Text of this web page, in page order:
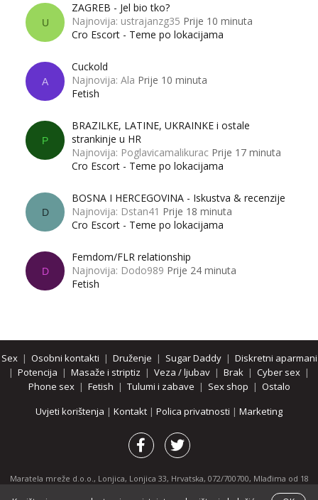
U
ZAGREB - Jel bio tko?
Najnovija: ustrajanzg35 Prije 10 minuta
Cro Escort - Teme po lokacijama
A
Cuckold
Najnovija: Ala Prije 10 minuta
Fetish
P
BRAZILKE, LATINE, UKRAINKE i ostale
strankinje u HR
Najnovija: Poglavicamalikurac Prije 17 minuta
Cro Escort - Teme po lokacijama
D
BOSNA I HERCEGOVINA - Iskustva & recenzije
Najnovija: Dstan41 Prije 18 minuta
Cro Escort - Teme po lokacijama
D
Femdom/FLR relationship
Najnovija: Dodo989 Prije 24 minuta
Fetish
Sex| Osobni kontakti | Druženje | Sugar Daddy| Diskretni aparmani
| Potencija | Masaže i striptiz | Veza / ljubav | Brak | Cyber sex |
Phone sex| Fetish | Tulumi i zabave | Sex shop | Ostalo
Uvjeti korištenja | Kontakt | Polica privatnosti | Marketing
Maratela mreže d.o.o., Lonjica, Lonjica 33, Hrvatska, 072/700700, Mlađima od 18
godina zabranjeno je pregledavanje stranice i svih njenih dijelova.